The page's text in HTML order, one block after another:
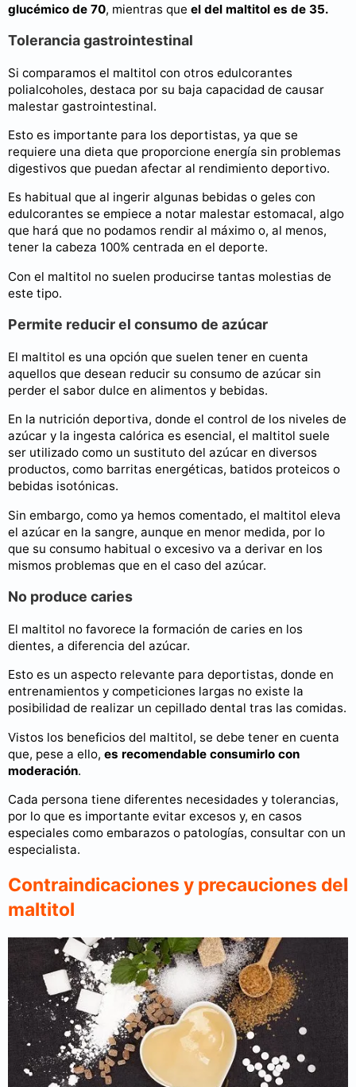
glucémico de 70, mientras que el del maltitol es de 35.
Tolerancia gastrointestinal
Si comparamos el maltitol con otros edulcorantes
polialcoholes, destaca por su baja capacidad de causar
malestar gastrointestinal.
Esto es importante para los deportistas, ya que se
requiere una dieta que proporcione energía sin problemas
digestivos que puedan afectar al rendimiento deportivo.
Es habitual que al ingerir algunas bebidas o geles con
edulcorantes se empiece a notar malestar estomacal, algo
que hará que no podamos rendir al máximo o, al menos,
tener la cabeza 100% centrada en el deporte.
Con el maltitol no suelen producirse tantas molestias de
este tipo.
Permite reducir el consumo de azúcar
El maltitol es una opción que suelen tener en cuenta
aquellos que desean reducir su consumo de azúcar sin
perder el sabor dulce en alimentos y bebidas.
En la nutrición deportiva, donde el control de los niveles de
azúcar y la ingesta calórica es esencial, el maltitol suele
ser utilizado como un sustituto del azúcar en diversos
productos, como barritas energéticas, batidos proteicos o
bebidas isotónicas.
Sin embargo, como ya hemos comentado, el maltitol eleva
el azúcar en la sangre, aunque en menor medida, por lo
que su consumo habitual o excesivo va a derivar en los
mismos problemas que en el caso del azúcar.
No produce caries
El maltitol no favorece la formación de caries en los
dientes, a diferencia del azúcar.
Esto es un aspecto relevante para deportistas, donde en
entrenamientos y competiciones largas no existe la
posibilidad de realizar un cepillado dental tras las comidas.
Vistos los beneficios del maltitol, se debe tener en cuenta
que, pese a ello, es recomendable consumirlo con
moderación.
Cada persona tiene diferentes necesidades y tolerancias,
por lo que es importante evitar excesos y, en casos
especiales como embarazos o patologías, consultar con un
especialista.
Contraindicaciones y precauciones del
maltitol